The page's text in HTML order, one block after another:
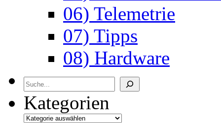
06) Telemetrie
07) Tipps
08) Hardware
Archiv
Kategorien